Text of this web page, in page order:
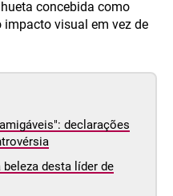
concebida como
visual em vez de
declarações
desta líder de